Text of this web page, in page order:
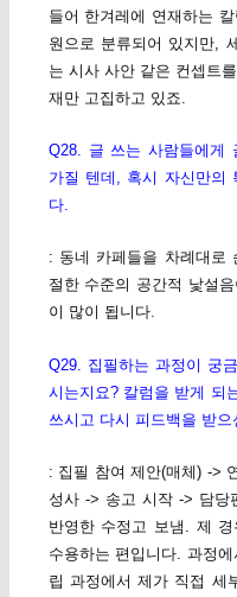
들어 한겨레에 연재하는 칼
원으로 분류되어 있지만,
는 시사 사안 같은 컨셉트
재만 고집하고 있죠.
Q28. 글 쓰는 사람들에게
가질 텐데, 혹시 자신만의
다.
: 동네 카페들을 차례대로
절한 수준의 공간적 낯설
이 많이 됩니다.
Q29. 집필하는 과정이 궁
시는지요? 칼럼을 받게 되
쓰시고 다시 피드백을 받으
: 집필 참여 제안(매체) ->
성사 -> 송고 시작 -> 담당
반영한 수정고 보냄. 제
수용하는 편입니다. 과정
립 과정에서 제가 직접 세